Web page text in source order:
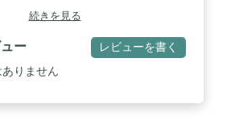
メタルループに掛け、素早く作業で
そのままツールボックスとして。
続きを見る
ー レビューを書く
りません